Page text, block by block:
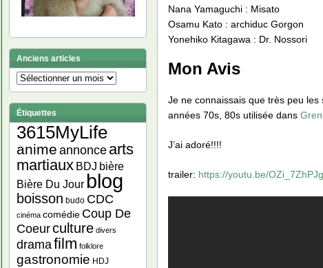
Nana Yamaguchi : Misato
Osamu Kato : archiduc Gorgon
Yonehiko Kitagawa : Dr. Nossori
Mon Avis
Je ne connaissais que très peu les
années 70s, 80s utilisée dans
J’ai adoré!!!!
trailer: https://youtu.be/
Anciens articles
Anciens
articles
Étiquettes
3615MyLife
anime annonce arts
martiaux BDJ bière
Bière Du Jour blog
boisson budo CDC
cinéma comédie Coup De
Coeurculture divers
dramafilm folklore
gastronomie HDJ